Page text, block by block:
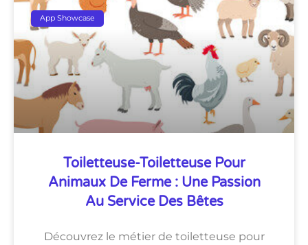
App Showcase
Toiletteuse-Toiletteuse Pour
Animaux De Ferme : Une Passion
Au Service Des Bêtes
Découvrez le métier de toiletteuse pour